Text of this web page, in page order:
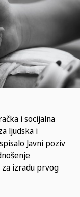
i socijalna
ljudska i
Javni poziv
izradu prvog